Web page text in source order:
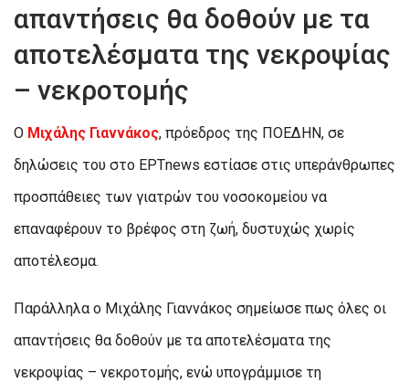
απαντήσεις θα δοθούν με τα
αποτελέσματα της νεκροψίας
– νεκροτομής
Ο Μιχάλης Γιαννάκος, πρόεδρος της ΠΟΕΔΗΝ, σε
δηλώσεις του στο ΕΡΤnews εστίασε στις υπεράνθρωπες
προσπάθειες των γιατρών του νοσοκομείου να
επαναφέρουν το βρέφος στη ζωή, δυστυχώς χωρίς
αποτέλεσμα.
Παράλληλα ο Μιχάλης Γιαννάκος σημείωσε πως όλες οι
απαντήσεις θα δοθούν με τα αποτελέσματα της
νεκροψίας – νεκροτομής, ενώ υπογράμμισε τη